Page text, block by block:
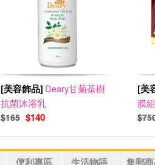
[美容飾品] Deary甘菊茶樹
抗菌沐浴乳
$165 $140
[美
膜組
便利專區 生活物語 集郵